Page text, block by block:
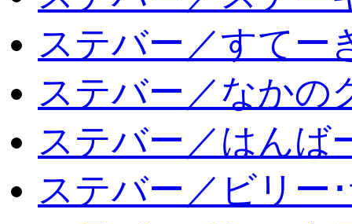
ステバー／すてー
ステバー／なかの
ステバー／はんば
ステバー／ビリー